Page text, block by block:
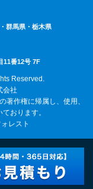
がかかります。
る場合がございます。
ります。それと同時
の尊厳と労働環境を守
フに対するハラスメン
断りさせていただく場
顧問弁護士に相談のう
程、宜しくお願いいた
改訂日:令和8年6月1日
群馬県・栃木県
11番12号 7F
Reserved.
会社
著作権に帰属し、使用、
おります。
レスト